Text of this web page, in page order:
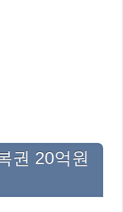
권 20억원